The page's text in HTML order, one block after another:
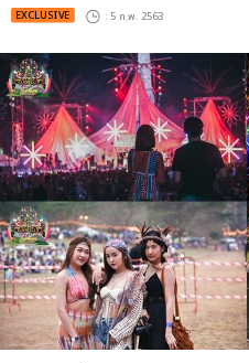
EXCLUSIVE : 5 ก.พ. 2563